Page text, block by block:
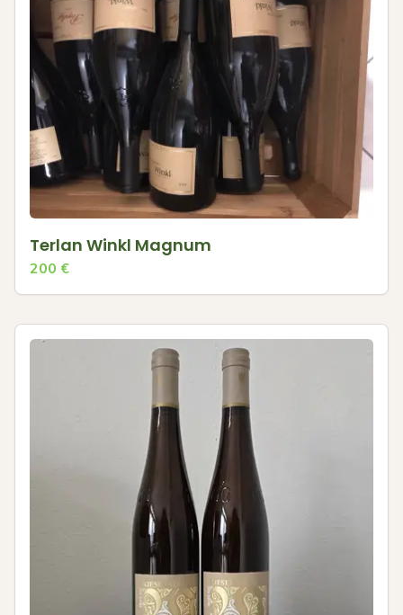
Terlan Winkl Magnum
200 €